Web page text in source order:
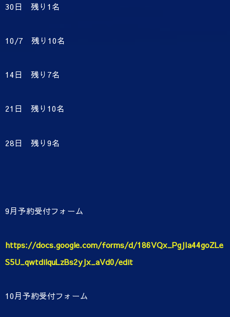
30日 残り1名
10/7 残り10名
14日 残り7名
21日 残り10名
28日 残り9名
9月予約受付フォーム
https://docs.google.com/forms/d/186VQx_PgJIa44goZLe
S5U_qwtdilquLzBs2yJx_aVd0/edit
10月予約受付フォーム